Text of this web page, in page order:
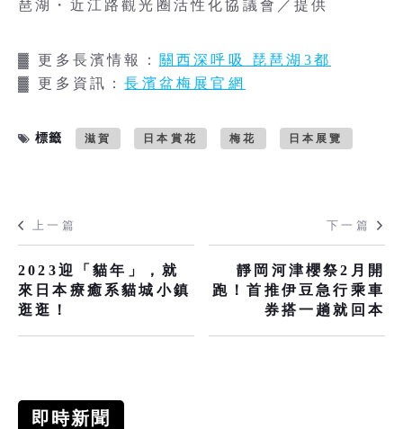
琶湖・近江路觀光圈活性化協議會／提供
▓ 更多長濱情報： 關西深呼吸 琵琶湖3都
▓ 更多資訊：長濱盆梅展官網
標籤 滋賀 日本賞花 梅花 日本展覽
上一篇
2023迎「貓年」，就
來日本療癒系貓城小鎮
逛逛！
下一篇
靜岡河津櫻祭2月開
跑！首推伊豆急行乘車
券搭一趟就回本
即時新聞